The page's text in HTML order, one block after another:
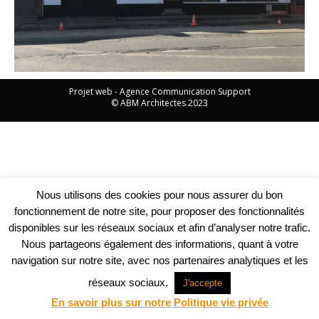
Projet web -Agence Communication Support
© ABM Architectes 2023
Nous utilisons des cookies pour nous assurer du bon
fonctionnement de notre site, pour proposer des fonctionnalités
disponibles sur les réseaux sociaux et afin d’analyser notre trafic.
Nous partageons également des informations, quant à votre
navigation sur notre site, avec nos partenaires analytiques et les
réseaux sociaux.
J'accepte
En savoir plus sur notre Politique vie privée